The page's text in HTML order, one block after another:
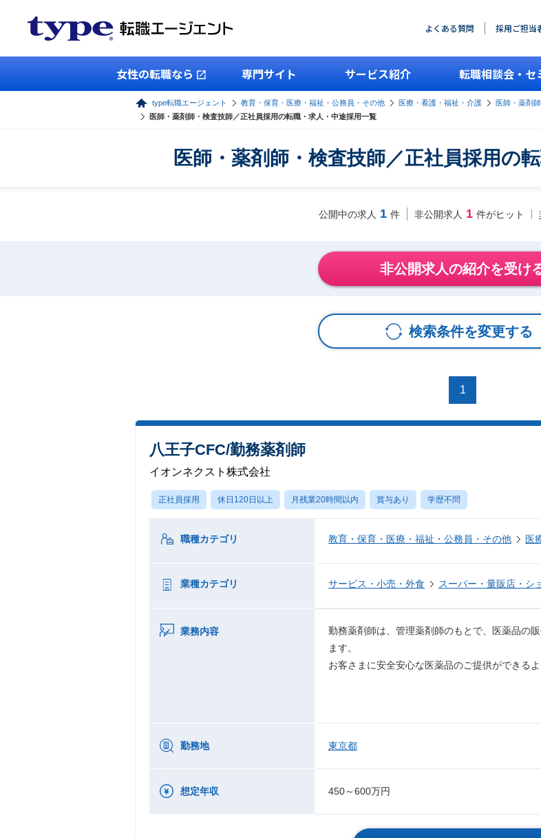
よくある質問 採用ご担当
女性の転職なら 専門サイト サービス紹介 転職相談会・セ
type転職エージェント 教育・保育・医療・福祉・公務員・その他 医療・看護・福祉・介護
医師・薬剤
医師・薬剤師・検査技師／正社員採用の転職・求人・中途採用一覧
医師・薬剤師・検査技師／正社員採用の
公開中の求人 1 件 非公開求人 1 件がヒット
非公開求人の紹介を受け
検索条件を変更する
1
八王子CFC/勤務薬剤師
イオンネクスト株式会社
正社員採用 休日120日以上 月残業20時間以内 賞与あり 学歴不問
職種カテゴリ 教育・保育・医療・福祉・公務員・その他 医
業種カテゴリ サービス・小売・外食 スーパー・量販店・シ
業務内容
勤務薬剤師は、管理薬剤師のもとで、医薬品の
ます。
お客さまに安全安心な医薬品のご提供ができる
勤務地 東京都
想定年収 450～600万円